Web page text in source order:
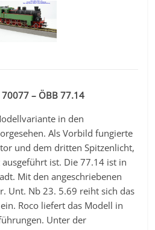
– ÖBB 77.14
in den
Als Vorbild fungierte
und dem dritten Spitzenlicht,
ist. Die 77.14 ist in
Mit den angeschriebenen
Unt. Nb 23. 5.69 reiht sich das
Roco liefert das Modell in
Unter der